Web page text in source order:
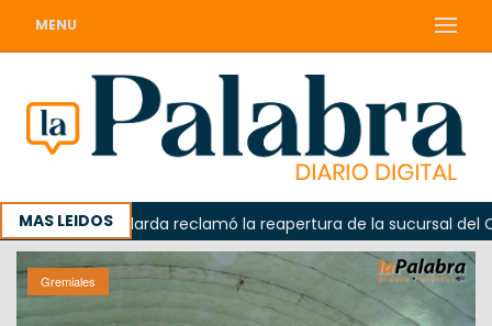
MENU
MAS LEIDOSOdarda reclamó la reapertura de la sucursal del
Gremiales